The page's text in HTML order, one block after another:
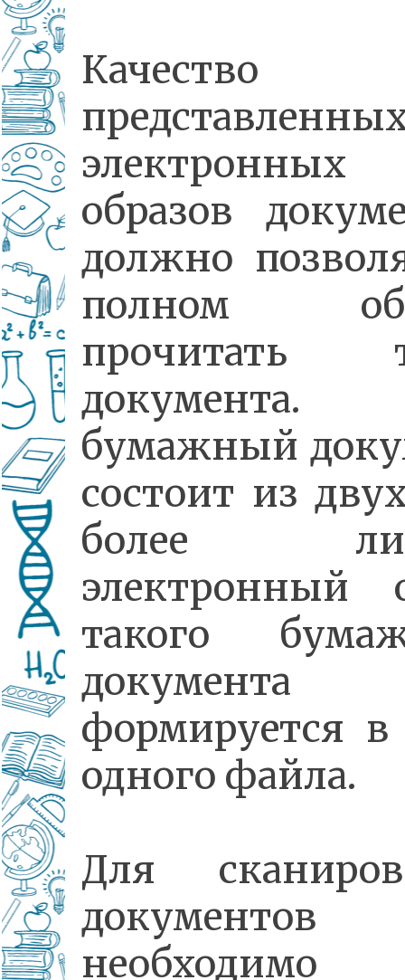
Качество
электронных
образов
должно
полном
прочитать
документа.
бумажный
состоит из
более
электронный
такого
документа
формируется в
одного файла.
Для
документов
необходимо